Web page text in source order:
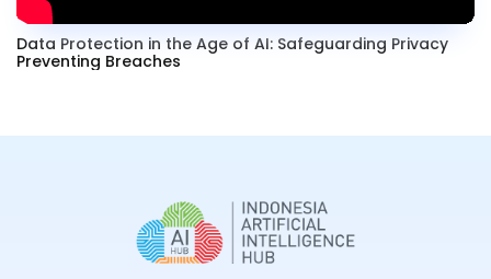
Data Protection in the Age of AI: Safeguarding Privacy
Preventing Breaches